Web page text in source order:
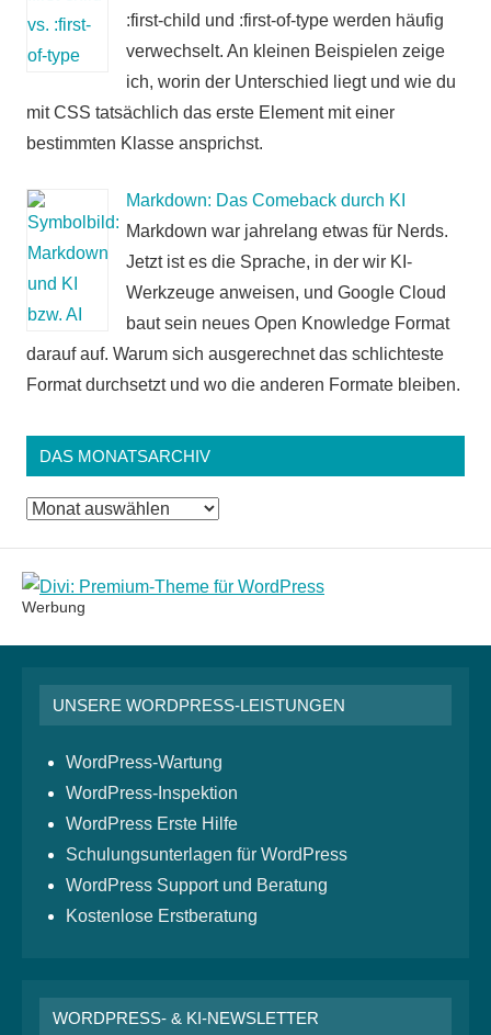
:first-child und :first-of-type werden häufig
verwechselt. An kleinen Beispielen zeige
ich, worin der Unterschied liegt und wie du
mit CSS tatsächlich das erste Element mit einer
bestimmten Klasse ansprichst.
Markdown: Das Comeback durch KI
Markdown war jahrelang etwas für Nerds.
Jetzt ist es die Sprache, in der wir KI-
Werkzeuge anweisen, und Google Cloud
baut sein neues Open Knowledge Format
darauf auf. Warum sich ausgerechnet das schlichteste
Format durchsetzt und wo die anderen Formate bleiben.
DAS MONATSARCHIV
Das
Werbung
UNSERE WORDPRESS-LEISTUNGEN
WordPress-Wartung
WordPress-Inspektion
WordPress Erste Hilfe
Schulungsunterlagen für WordPress
WordPress Support und Beratung
Kostenlose Erstberatung
WORDPRESS- & KI-NEWSLETTER